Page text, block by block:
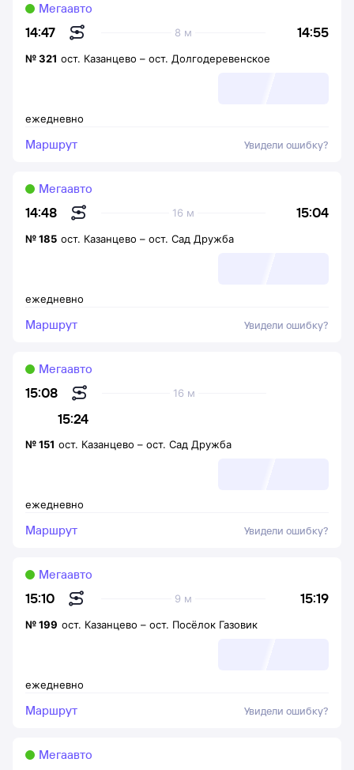
14:47 14:55
8 м
Мегаавто
ежедневно
№321 ост. Казанцево – ост. Долгодеревенское
Маршрут Увидели ошибку?
14:48 15:04
16 м
Мегаавто
ежедневно
№185 ост. Казанцево – ост. Сад Дружба
Маршрут Увидели ошибку?
15:08
15:24
16 м
Мегаавто
ежедневно
№151 ост. Казанцево – ост. Сад Дружба
Маршрут Увидели ошибку?
15:10 15:19
9 м
Мегаавто
ежедневно
№199 ост. Казанцево – ост. Посёлок Газовик
Маршрут Увидели ошибку?
Мегаавто